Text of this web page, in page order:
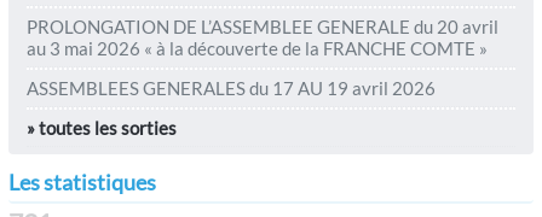
PROLONGATION DE L’ASSEMBLEE GENERALE du 20 avril
au 3 mai 2026 « à la découverte de la FRANCHE COMTE »
ASSEMBLEES GENERALES du 17 AU 19 avril 2026
» toutes les sorties
Les statistiques